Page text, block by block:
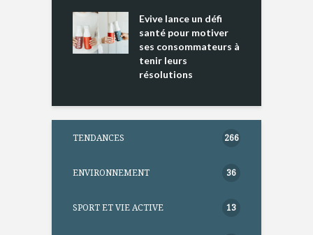
Evive lance un défi
santé pour motiver
ses consommateurs à
tenir leurs
résolutions
TENDANCES 266
ENVIRONNEMENT 36
SPORT ET VIE ACTIVE 13